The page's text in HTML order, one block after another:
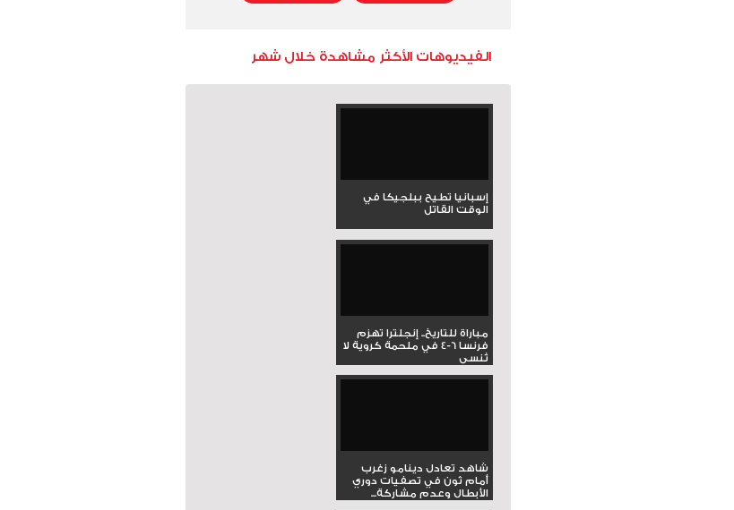
الفيديوهات الأكثر مشاهدة خلال شهر
إسبانيا تطيح ببلجيكا في
الوقت القاتل
مباراة للتاريخ.. إنجلترا تهزم
فرنسا 6-4 في ملحمة كروية لا
تُنسى
شاهد تعادل دينامو زغرب
أمام ثون في تصفيات دوري
الأبطال وعدم مشاركة...